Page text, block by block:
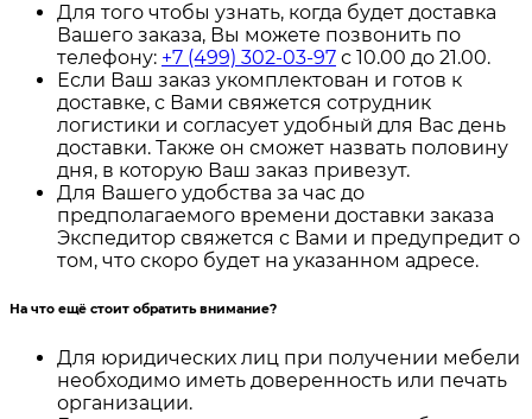
Для того чтобы узнать, когда будет доставка
Вашего заказа, Вы можете позвонить по
телефону: +7 (499) 302-03-97 с 10.00 до 21.00.
Если Ваш заказ укомплектован и готов к
доставке, с Вами свяжется сотрудник
логистики и согласует удобный для Вас день
доставки. Также он сможет назвать половину
дня, в которую Ваш заказ привезут.
Для Вашего удобства за час до
предполагаемого времени доставки заказа
Экспедитор свяжется с Вами и предупредит о
том, что скоро будет на указанном адресе.
На что ещё стоит обратить внимание?
Для юридических лиц при получении мебели
необходимо иметь доверенность или печать
организации.